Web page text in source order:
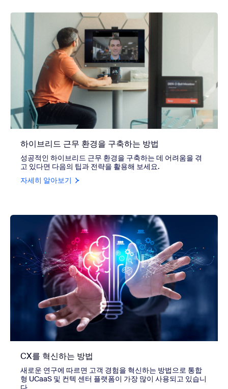
하이브리드 근무 환경을 구축하는 방법
성공적인 하이브리드 근무 환경을 구축하는 데 어려움을 겪
고 있다면 다음의 팁과 전략을 활용해 보세요.
자세히 알아보기
CX를 혁신하는 방법
새로운 연구에 따르면 고객 경험을 혁신하는 방법으로 통합
형 UCaaS 및 컨텍 센터 플랫폼이 가장 많이 사용되고 있습니